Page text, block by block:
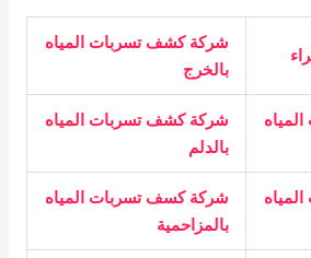
شركة كشف تسربات المياه
بالخرج
شركة كشف تسربات المياه
بالدلم
شركة كسف تسربات المياه
بالمزاحمية